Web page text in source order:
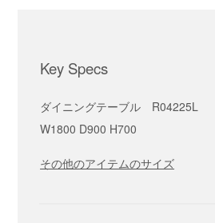
Key Specs
ダイニングテーブル R04225L
W1800 D900 H700
その他のアイテムのサイズ